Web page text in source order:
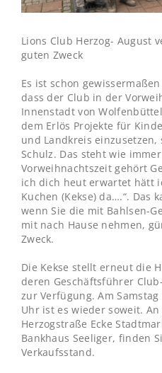
Lions Club Herzog- August
guten Zweck
Es ist schon
dass der Club in der
Innenstadt von
dem Erlös Projekte für
und Landkreis einzusetzen,
Schulz. Das steht wie
Vorweihnachtszeit gehört
ich dich heut erwartet hätt
Kuchen (Kekse) da….“. Das
wenn Sie die mit Bahlsen-
mit nach Hause nehmen,
Zweck.
Die Kekse stellt erneut die
deren Geschäftsführer
zur Verfügung. Am
Uhr ist es wieder soweit.
Herzogstraße Ecke
Bankhaus Seeliger, finden
Verkaufsstand.